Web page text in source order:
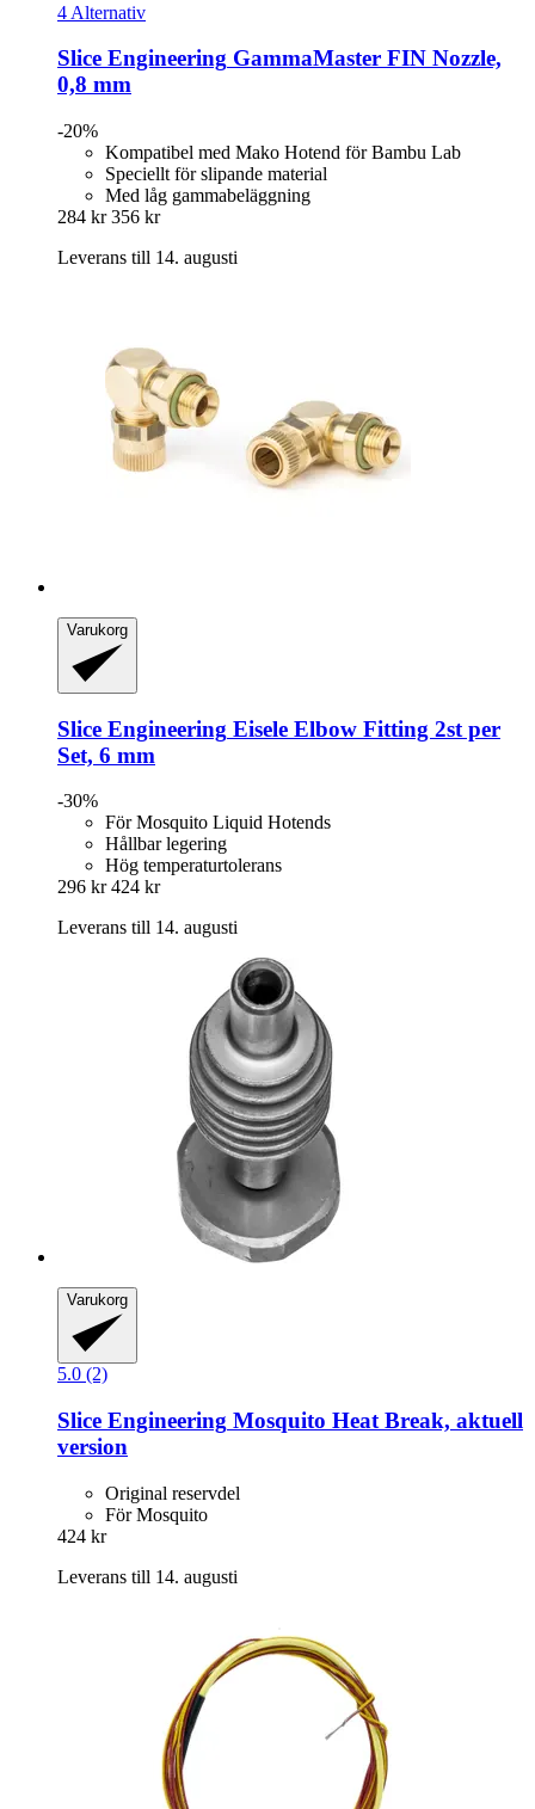
4 Alternativ
Slice Engineering GammaMaster FIN Nozzle,
0,8 mm
-20%
Kompatibel med Mako Hotend för Bambu Lab
Speciellt för slipande material
Med låg gammabeläggning
284 kr 356 kr
Leverans till 14. augusti
Varukorg
Slice Engineering Eisele Elbow Fitting 2st per
Set, 6 mm
-30%
För Mosquito Liquid Hotends
Hållbar legering
Hög temperaturtolerans
296 kr 424 kr
Leverans till 14. augusti
Varukorg
5.0 (2)
Slice Engineering Mosquito Heat Break, aktuell
version
Original reservdel
För Mosquito
424 kr
Leverans till 14. augusti